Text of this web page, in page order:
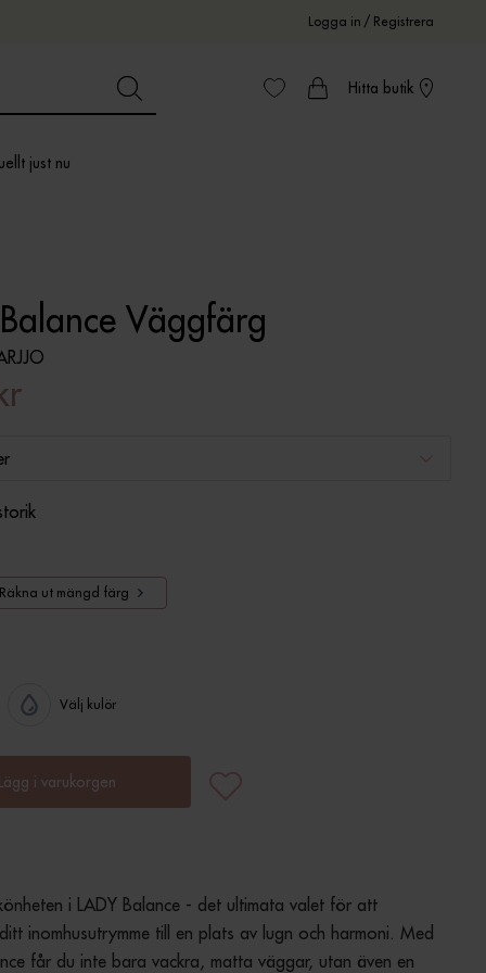
Logga in / Registrera
Hitta butik
just nu
Väggfärg
Räkna ut mängd färg
Välj kulör
Lägg i varukorgen
i LADY Balance - det ultimata valet för att
inomhusutrymme till en plats av lugn och harmoni. Med
får du inte bara vackra, matta väggar, utan även en